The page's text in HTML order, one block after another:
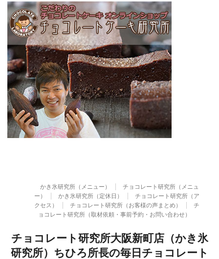
かき氷研究所（メニュー）
チョコレート研究所（メニュ
ー）
かき氷研究所（定休日）
チョコレート研究所（ア
クセス）
チョコレート研究所（お客様の声まとめ）
チ
ョコレート研究所（取材依頼・事前予約・お問い合わせ）
チョコレート研究所大阪新町店（かき氷
研究所）ちひろ所長の毎日チョコレート